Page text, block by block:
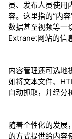
员、发布人员使用
容。这里指的“内
数据甚至视频等一
Extranet网站的信息
内容管理还可选地
如将文本文件、
自动抓取，并经分
随着个性化的发展
的方式提供给内容